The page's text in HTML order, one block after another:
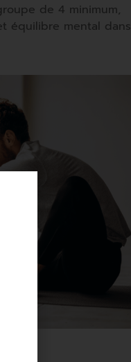
de 4 minimum,
équilibre mental dans